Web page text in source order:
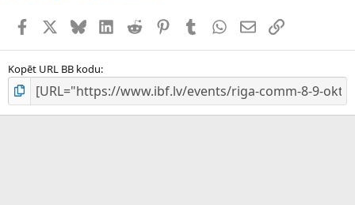
FacebookX (Twitter)
BlueskyLinkedInReddit PinterestTumblr WhatsApp
E-pastsSaiti
Kopēt URL BB kodu